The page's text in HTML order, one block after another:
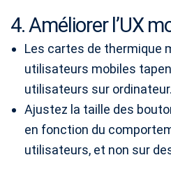
4. Améliorer l’UX
Les cartes de thermique
utilisateurs mobiles
utilisateurs sur ordinateur.
Ajustez la taille des
en fonction du
utilisateurs, et non sur